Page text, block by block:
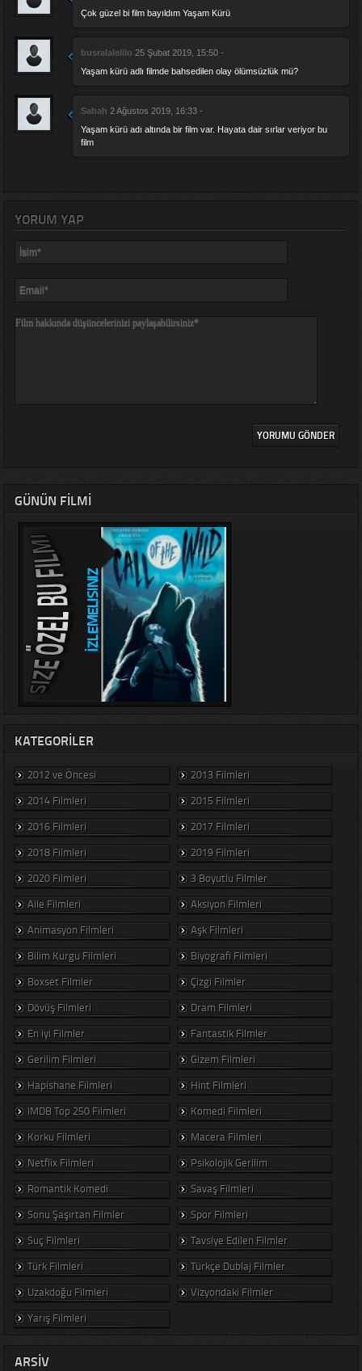
Çok güzel bi film bayıldım Yaşam Kürü
busralalelilo 25 Şubat 2019, 15:50 -
Yaşam kürü adlı filmde bahsedilen olay ölümsüzlük mü?
Sabah 2 Ağustos 2019, 16:33 -
Yaşam kürü adı altında bir film var. Hayata dair sırlar veriyor bu
film
YORUM YAP
GÜNÜN FILMI
KATEGORILER
2012 ve Öncesi
2013 Filmleri
2014 Filmleri
2015 Filmleri
2016 Filmleri
2017 Filmleri
2018 Filmleri
2019 Filmleri
2020 Filmleri
3 Boyutlu Filmler
Aile Filmleri
Aksiyon Filmleri
Animasyon Filmleri
Aşk Filmleri
Bilim Kurgu Filmleri
Biyografi Filmleri
Boxset Filmler
Çizgi Filmler
Dövüş Filmleri
Dram Filmleri
En iyi Filmler
Fantastik Filmler
Gerilim Filmleri
Gizem Filmleri
Hapishane Filmleri
Hint Filmleri
IMDB Top 250 Filmleri
Komedi Filmleri
Korku Filmleri
Macera Filmleri
Netflix Filmleri
Psikolojik Gerilim
Romantik Komedi
Savaş Filmleri
Sonu Şaşırtan Filmler
Spor Filmleri
Suç Filmleri
Tavsiye Edilen Filmler
Türk Filmleri
Türkçe Dublaj Filmler
Uzakdoğu Filmleri
Vizyondaki Filmler
Yarış Filmleri
ARSIV